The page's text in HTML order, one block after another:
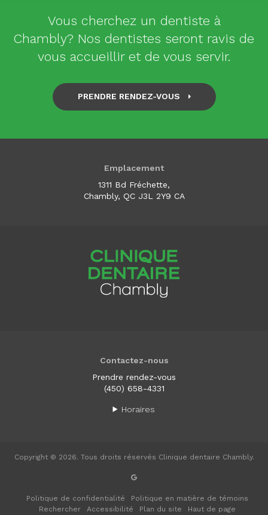
Vous cherchez un dentiste à
Chambly? Nos dentistes seront ravis de
vous accueillir et de vous servir.
PRENDRE RENDEZ-VOUS
Emplacement
1311 Bd Fréchette
Chambly QC J3L 2Y9 CA
Contactez-nous
Prendre rendez-vous
(450) 658-4331
Horaires
Copyright © 2026. Tous droits réservés Clinique dentaire Chambly.
Politique de confidentialité
Politique en matière de témoins
Rechercher
Accessibilité Plan du site Haut de page